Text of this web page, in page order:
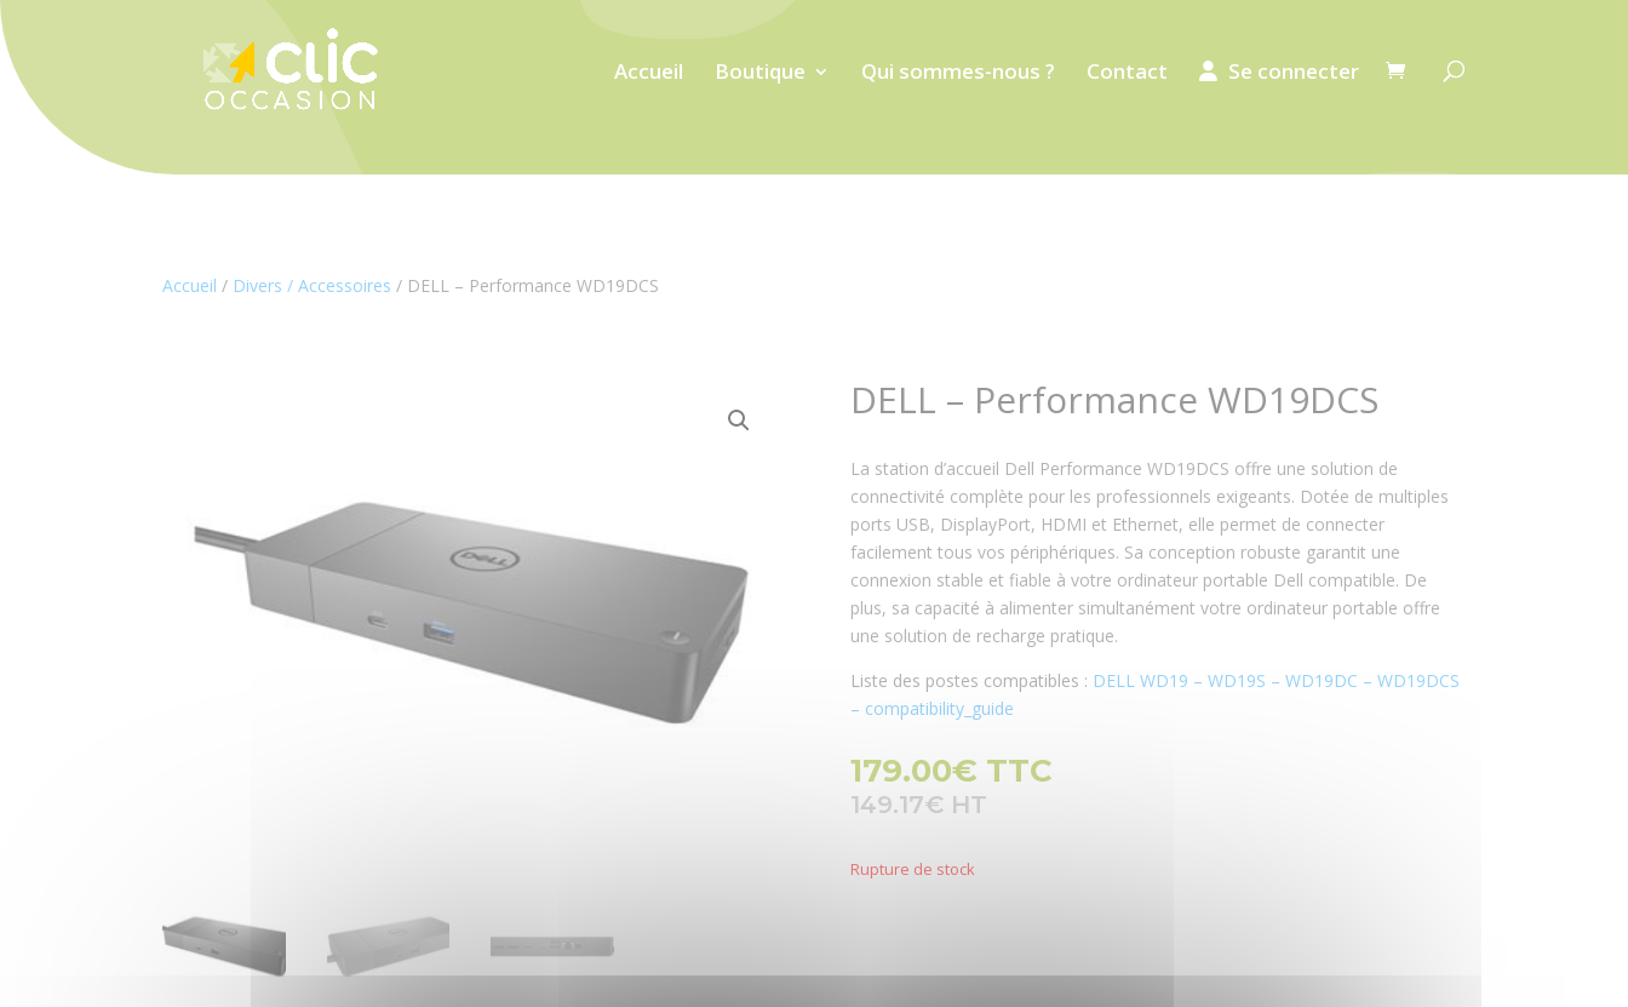
Accueil Boutique Qui sommes-nous ? Contact Se connecter
Accueil / Divers / Accessoires / DELL – Performance WD19DCS
DELL – Performance WD19DCS
La station d’accueil Dell Performance WD19DCS offre une solution de
connectivité complète pour les professionnels exigeants. Dotée de multiples
ports USB, DisplayPort, HDMI et Ethernet, elle permet de connecter
facilement tous vos périphériques. Sa conception robuste garantit une
connexion stable et fiable à votre ordinateur portable Dell compatible. De
plus, sa capacité à alimenter simultanément votre ordinateur portable offre
une solution de recharge pratique.
Liste des postes compatibles : DELL WD19 – WD19S – WD19DC – WD19DCS
– compatibility_guide
179.00€ TTC
149.17€
Rupture de stock
Panneau de gestion des cookies